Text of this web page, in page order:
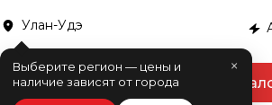
Улан-Удэ
×
Выберите регион — цены и
наличие зависят от города